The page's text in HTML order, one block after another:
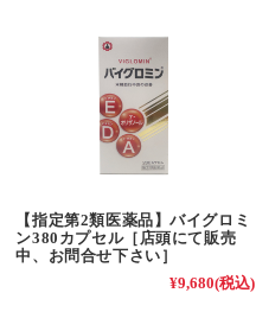
【指定第2類医薬品】バイグロミ
ン380カプセル［店頭にて販売
中、お問合せ下さい］
¥9,680(税込)